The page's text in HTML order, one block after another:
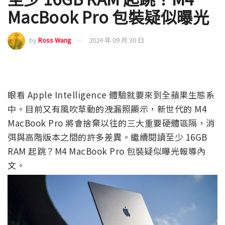
MacBook Pro 包裝疑似曝光
byRoss Wang 2024 年 09 月 30 日
眼看 Apple Intelligence 體驗就要來到全蘋果生態系
中。目前又有風吹草動的洩漏照顯示，新世代的 M4
MacBook Pro 將會捨棄以往的三大重要硬體區隔，消
弭與高階版本之間的許多差異。繼續閱讀至少 16GB
RAM 起跳？M4 MacBook Pro 包裝疑似曝光報導內
文。